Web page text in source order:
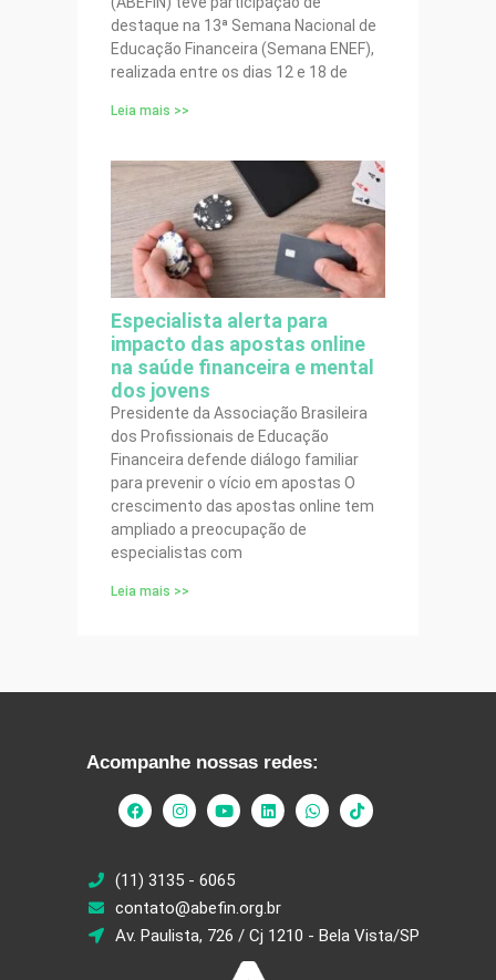
destaque na 13ª Semana Nacional de
Educação Financeira (Semana ENEF),
realizada entre os dias 12 e 18 de
Leia mais >>
Especialista alerta para
impacto das apostas online
na saúde financeira e mental
dos jovens
Presidente da Associação Brasileira
dos Profissionais de Educação
Financeira defende diálogo familiar
para prevenir o vício em apostas O
crescimento das apostas online tem
ampliado a preocupação de
especialistas com
Leia mais >>
Acompanhe nossas redes:
(11) 3135 - 6065
contato@abefin.org.br
Av. Paulista, 726 / Cj 1210 - Bela Vista/SP